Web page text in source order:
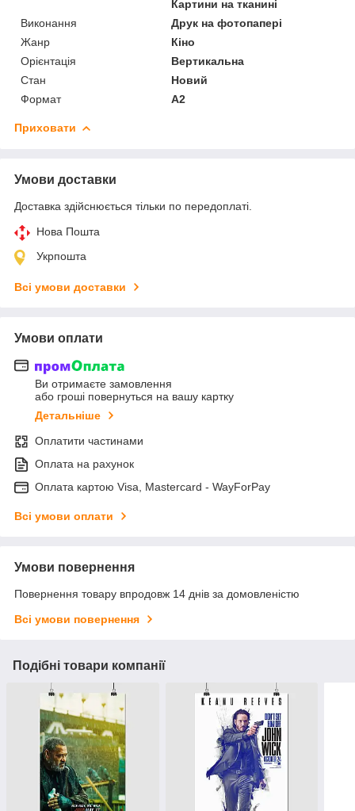
Картини на тканині
Виконання
Друк на фотопапері
Жанр
Кіно
Орієнтація
Вертикальна
Стан
Новий
Формат
A2
Приховати
Умови доставки
Доставка здійснюється тільки по передоплаті.
Нова Пошта
Укрпошта
Всі умови доставки
Умови оплати
Ви отримаєте замовлення
або гроші повернуться на вашу картку
Детальніше
Оплатити частинами
Оплата на рахунок
Оплата картою Visa, Mastercard - WayForPay
Всі умови оплати
Умови повернення
Повернення товару впродовж 14 днів за домовленістю
Всі умови повернення
Подібні товари компанії